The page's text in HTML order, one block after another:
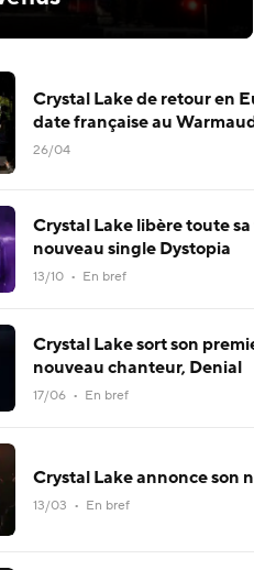
Crystal Lake de retour en
date française au
26/04
Crystal Lake libère toute
nouveau single Dystopia
13/10 • En bref
Crystal Lake sort son
nouveau chanteur, Denial
17/06 • En bref
Crystal Lake annonce son
13/03 • En bref